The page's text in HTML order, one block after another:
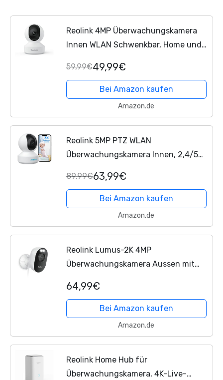
Reolink 4MP Überwachungskamera
Innen WLAN Schwenkbar, Home und
Personen-/Haustiererkennung,
Auto-Tracking, 2,4/5Ghz WiFi IP
Kamera Indoor,...
59,99€49,99€
Bei Amazon kaufen
Amazon.de
Reolink 5MP PTZ WLAN
Überwachungskamera Innen, 2,4/5
Mensch/Haustiererkennung, Auto-
Tracking, 3X Optischem Zoom,...
89,99€63,99€
Bei Amazon kaufen
Amazon.de
Reolink Lumus-2K 4MP
Überwachungskamera Aussen mit
Plug-in, smarte
Person/Fahrzeug/Tiererkennung,
Sofortwarnungen,...
64,99€
Bei Amazon kaufen
Amazon.de
Reolink Home Hub für
Überwachungskamera, 4K-Live-